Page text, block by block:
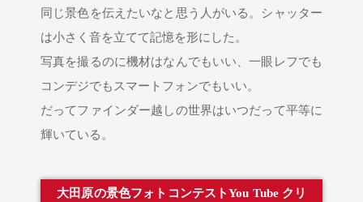
同じ景色を伝えたいなと思う人がいる。シャッター
は小さく音を立てて記憶を形にした。
写真を撮るのに機材はなんでもいい、一眼レフでも
コンデジでもスマートフォンでもいい。
だってファインダー越しの世界はいつだって平等に
輝いている。
大田原の景色フォトコンテストYou Tube クリ